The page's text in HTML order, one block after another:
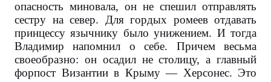
опасность миновала, он не спешил отправлять
сестру на север. Для гордых ромеев отдавать
принцессу язычнику было унижением. И тогда
Владимир напомнил о себе. Причем весьма
своеобразно: он осадил не столицу, а главный
форпост Византии в Крыму — Херсонес. Это